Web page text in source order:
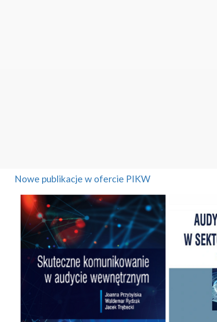
Nowe publikacje w ofercie PIKW